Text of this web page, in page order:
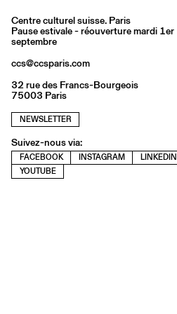
Centre culturel suisse. Paris
Pause estivale - réouverture mardi 1er
septembre
ccs@ccsparis.com
32 rue des Francs-Bourgeois
75003 Paris
NEWSLETTER
Suivez-nous via:
FACEBOOK INSTAGRAM
LINKEDIN
YOUTUBE